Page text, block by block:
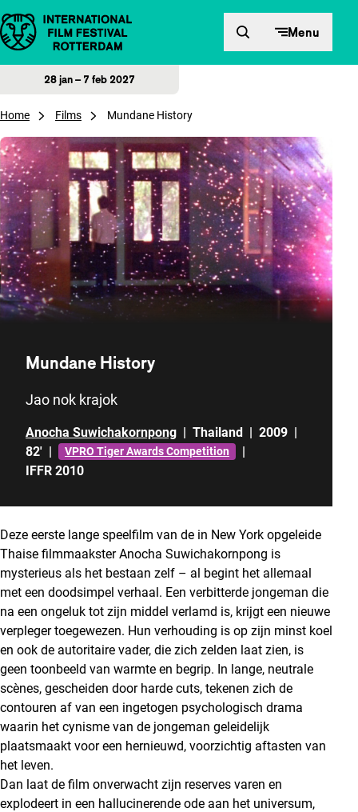
Direct naar inhoud Menu
28 jan – 7 feb 2027
Home Films Mundane History
Mundane History
Jao nok krajok
Anocha Suwichakornpong | Thailand | 2009 |
82' | VPRO Tiger Awards Competition
|
IFFR 2010
Deze eerste lange speelfilm van de in New York opgeleide
Thaise filmmaakster Anocha Suwichakornpong is
mysterieus als het bestaan zelf – al begint het allemaal
met een doodsimpel verhaal. Een verbitterde jongeman die
na een ongeluk tot zijn middel verlamd is, krijgt een nieuwe
verpleger toegewezen. Hun verhouding is op zijn minst koel
en ook de autoritaire vader, die zich zelden laat zien, is
geen toonbeeld van warmte en begrip. In lange, neutrale
scènes, gescheiden door harde cuts, tekenen zich de
contouren af van een ingetogen psychologisch drama
waarin het cynisme van de jongeman geleidelijk
plaatsmaakt voor een hernieuwd, voorzichtig aftasten van
het leven.
Dan laat de film onverwacht zijn reserves varen en
explodeert in een hallucinerende ode aan het universum,